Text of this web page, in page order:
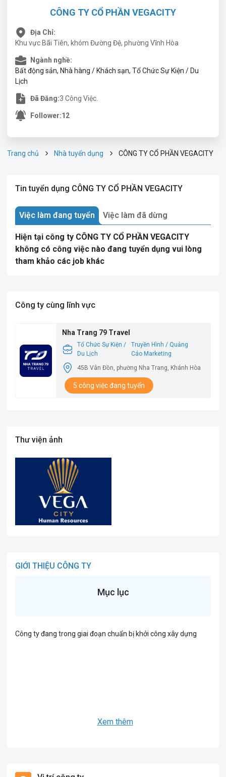
CÔNG TY CỔ PHẦN VEGACITY
Địa Chỉ:
Khu vực Bãi Tiên, khóm Đường Đệ, phường Vĩnh Hòa
Ngành nghề:
Bất động sản, Nhà hàng / Khách sạn, Tổ Chức Sự Kiện / Du
Lịch
Đã Đăng:3 Công Việc.
Follower:12
Trang chủ Nhà tuyển dụng CÔNG TY CỔ PHẦN VEGACITY
Tin tuyển dụng CÔNG TY CỔ PHẦN VEGACITY
Việc làm đang tuyển Việc làm đã dừng
Hiện tại công ty CÔNG TY CỔ PHẦN VEGACITY
không có công việc nào đang tuyển dụng vui lòng
tham khảo các job khác
Công ty cùng lĩnh vực
Nha Trang 79 Travel
Tổ Chức Sự Kiện /
Du Lịch
Truyền Hình / Quảng
Cáo Marketing
45B Vân Đồn, phường Nha Trang, Khánh Hòa
5 công việc đang tuyển
Thư viện ảnh
GIỚI THIỆU CÔNG TY
Mục lục
Công ty đang trong giai đoạn chuẩn bị khởi công xây dựng
Xem thêm